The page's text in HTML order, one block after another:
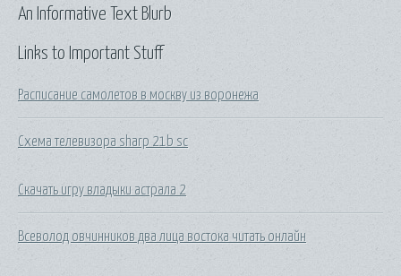
Links to Important Stuff
Расписание самолетов в москву из воронежа
Схема телевизора sharp 21b sc
Скачать игру владыки астрала 2
Всеволод овчинников два лица востока читать онлайн
An Informative Text Blurb